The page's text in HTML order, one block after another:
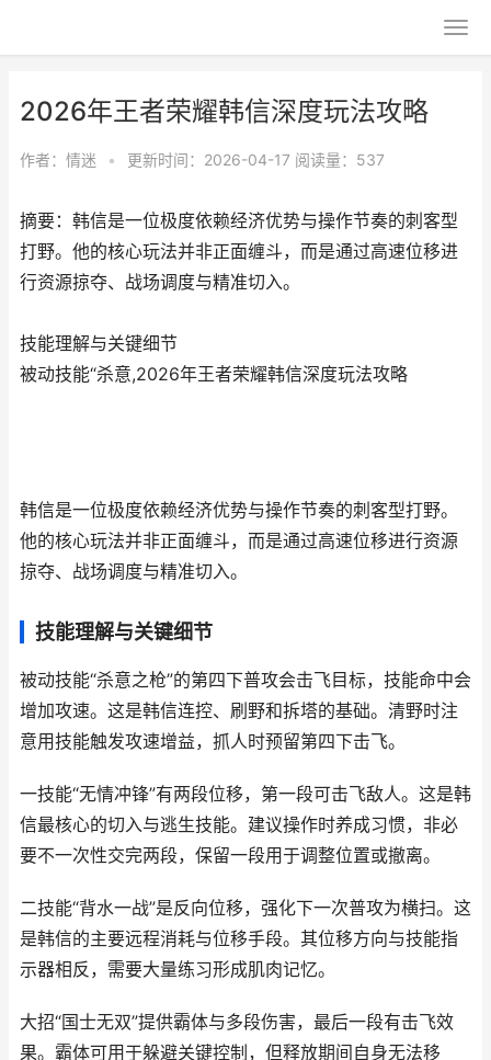
2026年王者荣耀韩信深度玩法攻略
作者： 情迷 • 更新时间：2026-04-17 阅读量：537
摘要：韩信是一位极度依赖经济优势与操作节奏的刺客型
打野。他的核心玩法并非正面缠斗，而是通过高速位移进
行资源掠夺、战场调度与精准切入。
技能理解与关键细节
被动技能“杀意,2026年王者荣耀韩信深度玩法攻略
韩信是一位极度依赖经济优势与操作节奏的刺客型打野。
他的核心玩法并非正面缠斗，而是通过高速位移进行资源
掠夺、战场调度与精准切入。
技能理解与关键细节
被动技能“杀意之枪”的第四下普攻会击飞目标，技能命中会
增加攻速。这是韩信连控、刷野和拆塔的基础。清野时注
意用技能触发攻速增益，抓人时预留第四下击飞。
一技能“无情冲锋”有两段位移，第一段可击飞敌人。这是韩
信最核心的切入与逃生技能。建议操作时养成习惯，非必
要不一次性交完两段，保留一段用于调整位置或撤离。
二技能“背水一战”是反向位移，强化下一次普攻为横扫。这
是韩信的主要远程消耗与位移手段。其位移方向与技能指
示器相反，需要大量练习形成肌肉记忆。
大招“国士无双”提供霸体与多段伤害，最后一段有击飞效
果。霸体可用于躲避关键控制，但释放期间自身无法移